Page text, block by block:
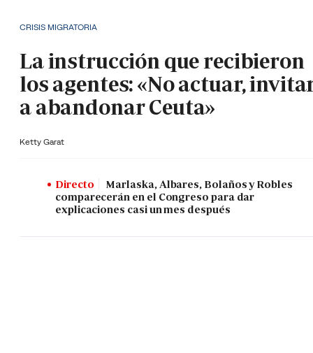
CRISIS MIGRATORIA
La instrucción que recibieron
los agentes: «No actuar,
a abandonar Ceuta»
Ketty Garat
Directo
Marlaska, Albares, Bolaños y Robles
comparecerán en el Congreso para dar
explicaciones casi un mes después